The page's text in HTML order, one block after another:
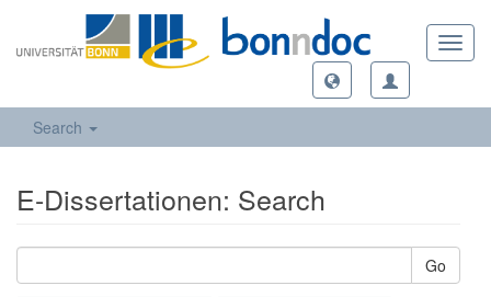
Search
E-Dissertationen: Search
Go